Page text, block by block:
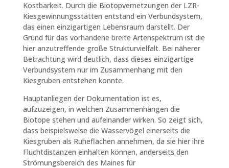
Kostbarkeit. Durch die Biotopvernetzungen der LZR-
Kiesgewinnungsstätten entstand ein Verbundsystem,
das einen einzigartigen Lebensraum darstellt. Der
Grund für das vorhandene breite Artenspektrum ist die
hier anzutreffende große Strukturvielfalt. Bei näherer
Betrachtung wird deutlich, dass dieses einzigartige
Verbundsystem nur im Zusammenhang mit den
Kiesgruben entstehen konnte.
Hauptanliegen der Dokumentation ist es,
aufzuzeigen, in welchen Zusammenhängen die
Biotope stehen und aufeinander wirken. So zeigt sich,
dass beispielsweise die Wasservögel einerseits die
Kiesgruben als Ruheflächen annehmen, da sie hier ihre
Fluchtdistanzen einhalten können, anderseits den
Strömungsbereich des Maines für